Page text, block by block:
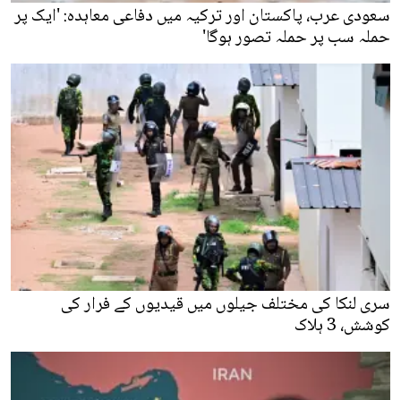
سعودی عرب، پاکستان اور ترکیہ میں دفاعی معاہدہ: 'ایک پر
حملہ سب پر حملہ تصور ہوگا'
سری لنکا کی مختلف جیلوں میں قیدیوں کے فرار کی
کوشش، 3 ہلاک